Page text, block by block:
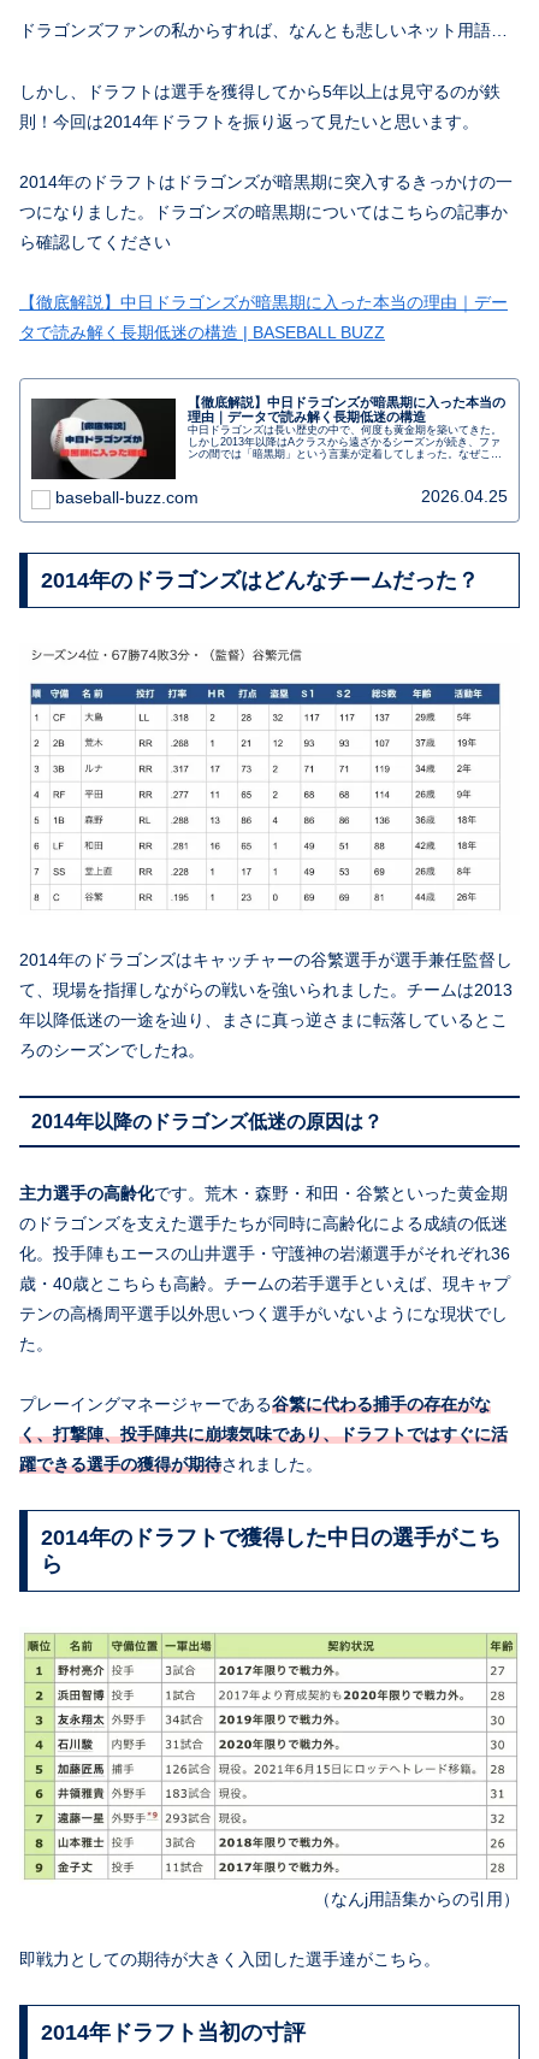
ドラゴンズファンの私からすれば、なんとも悲しいネット用語…
しかし、ドラフトは選手を獲得してから5年以上は見守るのが鉄
則！今回は2014年ドラフトを振り返って見たいと思います。
2014年のドラフトはドラゴンズが暗黒期に突入するきっかけの一
つになりました。ドラゴンズの暗黒期についてはこちらの記事か
ら確認してください
【徹底解説】中日ドラゴンズが暗黒期に入った本当の理由｜デー
タで読み解く長期低迷の構造 | BASEBALL BUZZ
【徹底解説】中日ドラゴンズが暗黒期に入った本当の
理由｜データで読み解く長期低迷の構造
中日ドラゴンズは長い歴史の中で、何度も黄金期を築いてきた。
しかし2013年以降はAクラスから遠ざかるシーズンが続き、ファ
ンの間では「暗黒期」という言葉が定着してしまった。なぜここ
baseball-buzz.com 2026.04.25
2014年のドラゴンズはどんなチームだった？
2014年のドラゴンズはキャッチャーの谷繁選手が選手兼任監督し
て、現場を指揮しながらの戦いを強いられました。チームは2013
年以降低迷の一途を辿り、まさに真っ逆さまに転落しているとこ
ろのシーズンでしたね。
2014年以降のドラゴンズ低迷の原因は？
主力選手の高齢化です。荒木・森野・和田・谷繁といった黄金期
のドラゴンズを支えた選手たちが同時に高齢化による成績の低迷
化。投手陣もエースの山井選手・守護神の岩瀬選手がそれぞれ36
歳・40歳とこちらも高齢。チームの若手選手といえば、現キャプ
テンの高橋周平選手以外思いつく選手がいないようにな現状でし
た。
プレーイングマネージャーである谷繁に代わる捕手の存在がな
く、打撃陣、投手陣共に崩壊気味であり、ドラフトではすぐに活
躍できる選手の獲得が期待されました。
2014年のドラフトで獲得した中日の選手がこち
ら
（なんj用語集からの引用）
即戦力としての期待が大きく入団した選手達がこちら。
2014年ドラフト当初の寸評